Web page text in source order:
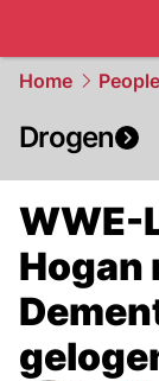
Home People
Drogen
WWE-
Hogan